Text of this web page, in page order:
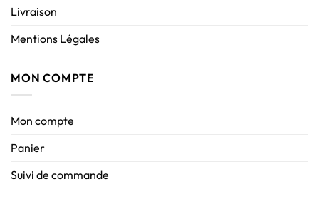
Livraison
Mentions Légales
MON COMPTE
Mon compte
Panier
Suivi de commande